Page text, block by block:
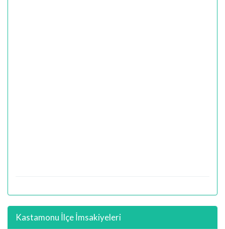
Kastamonu İlçe İmsakiyeleri